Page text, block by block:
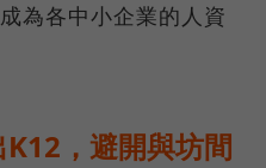
為各中小企業的人資
，避開與坊間